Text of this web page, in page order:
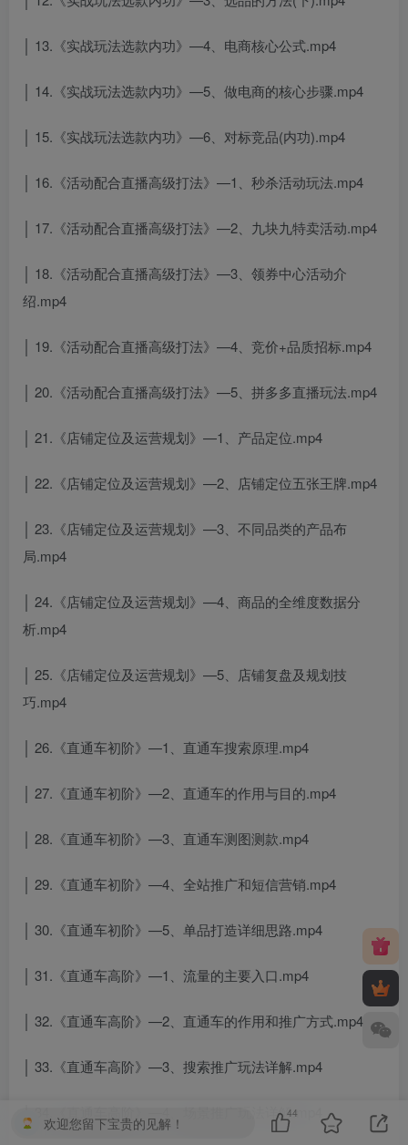
│ 13.《实战玩法选款内功》—4、电商核心公式.mp4
│ 14.《实战玩法选款内功》—5、做电商的核心步骤.mp4
│ 15.《实战玩法选款内功》—6、对标竞品(内功).mp4
│ 16.《活动配合直播高级打法》—1、秒杀活动玩法.mp4
│ 17.《活动配合直播高级打法》—2、九块九特卖活动.mp4
│ 18.《活动配合直播高级打法》—3、领券中心活动介
绍.mp4
│ 19.《活动配合直播高级打法》—4、竞价+品质招标.mp4
│ 20.《活动配合直播高级打法》—5、拼多多直播玩法.mp4
│ 21.《店铺定位及运营规划》—1、产品定位.mp4
│ 22.《店铺定位及运营规划》—2、店铺定位五张王牌.mp4
│ 23.《店铺定位及运营规划》—3、不同品类的产品布
局.mp4
│ 24.《店铺定位及运营规划》—4、商品的全维度数据分
析.mp4
│ 25.《店铺定位及运营规划》—5、店铺复盘及规划技
巧.mp4
│ 26.《直通车初阶》—1、直通车搜索原理.mp4
│ 27.《直通车初阶》—2、直通车的作用与目的.mp4
│ 28.《直通车初阶》—3、直通车测图测款.mp4
│ 29.《直通车初阶》—4、全站推广和短信营销.mp4
│ 30.《直通车初阶》—5、单品打造详细思路.mp4
│ 31.《直通车高阶》—1、流量的主要入口.mp4
│ 32.《直通车高阶》—2、直通车的作用和推广方式.mp4
│ 33.《直通车高阶》—3、搜索推广玩法详解.mp4
│ 34.《直通车高阶》—4、场景推广玩法详解.mp4
欢迎您留下宝贵的见解！
44